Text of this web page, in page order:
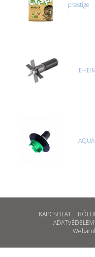
prestige
KAPCSOLAT
ADATVÉDELEM